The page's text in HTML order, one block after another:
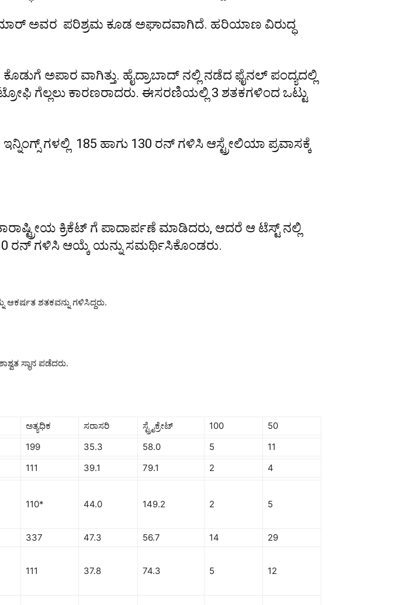
ಅವರ ಪರಿಶ್ರಮ ಕೂಡ ಅಘಾದವಾಗಿದೆ. ಹರಿಯಾಣ ವಿರುದ್ಧ
ಅಪಾರ ವಾಗಿತ್ತು. ಹೈದ್ರಾಬಾದ್ ನಲ್ಲಿ ನಡೆದ ಫೈನಲ್ ಪಂದ್ಯದಲ್ಲಿ
ಗೆಲ್ಲಲು ಕಾರಣರಾದರು. ಈಸರಣಿಯಲ್ಲಿ 3 ಶತಕಗಳಿಂದ ಒಟ್ಟು
ಗಳಲ್ಲಿ 185 ಹಾಗು 130 ರನ್ ಗಳಿಸಿ ಆಸ್ಟ್ರೇಲಿಯಾ ಪ್ರವಾಸಕ್ಕೆ
ಕ್ರಿಕೆಟ್ ಗೆ ಪಾದಾರ್ಪಣೆ ಮಾಡಿದರು, ಆದರೆ ಆ ಟೆಸ್ಟ್ ನಲ್ಲಿ
ರನ್ ಗಳಿಸಿ ಆಯ್ಕೆ ಯನ್ನು ಸಮರ್ಥಿಸಿಕೊಂಡರು.
ಶತಕವನ್ನು ಗಳಿಸಿದ್ದರು.
ಸ್ಥಾನ ಪಡೆದರು.
ಅತ್ಯಧಿಕ ಸರಾಸರಿ ಸ್ಟ್ರೈಕ್ರೇಟ್ 100
50
199 35.3 58.0 5
11
111 39.1 79.1 2
4
110* 44.0 149.2 2 5
337 47.3 56.7 14
29
111 37.8 74.3 5 12